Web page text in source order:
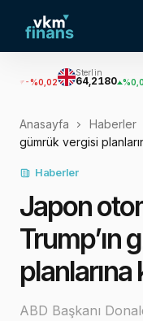
Sterlin
64,2180 %0,07
Anasayfa Haberler
gümrük vergisi
Haberler
Japon
Trump’ın
planlarına
ABD Başkanı